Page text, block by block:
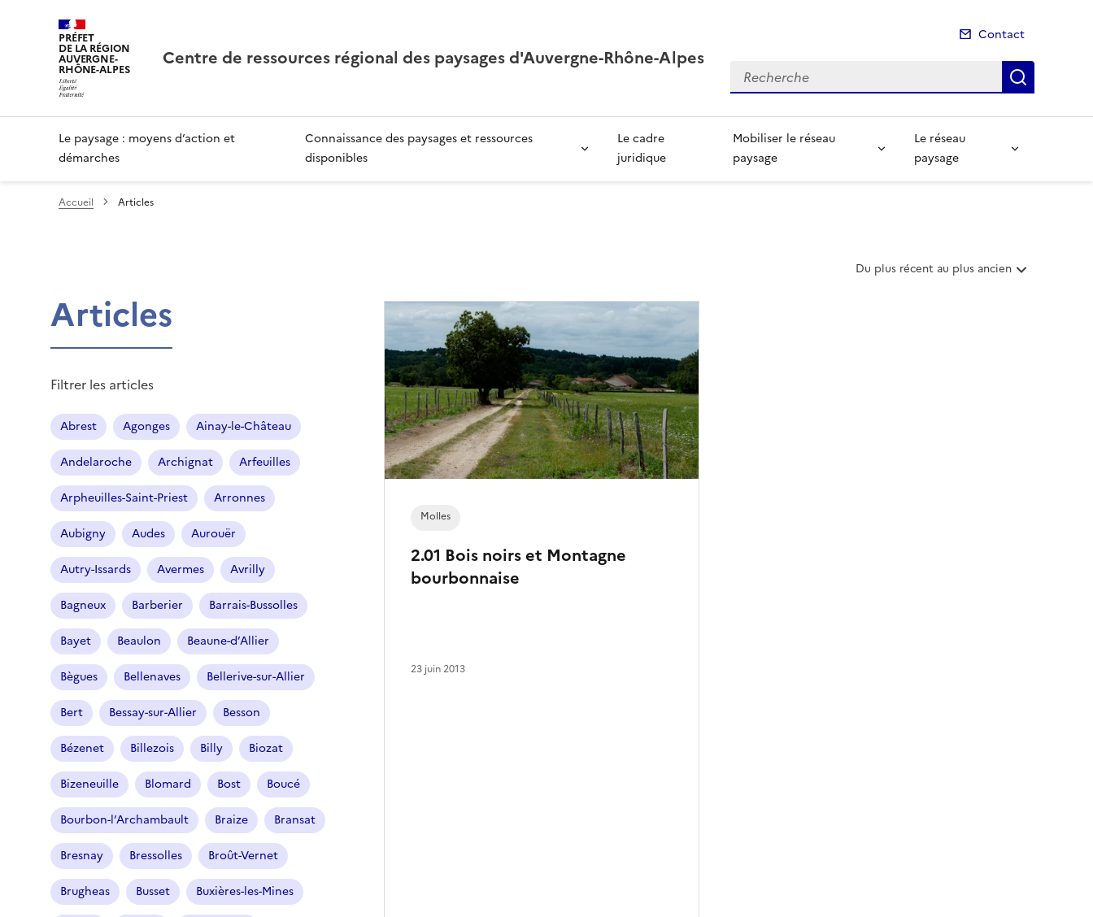
PRÉFET
DE LA RÉGION
AUVERGNE-
RHÔNE-ALPES Centre de ressources régional des paysages d'Auvergne-Rhône-Alpes
Contact
Recherche
Le paysage : moyens d’action et
démarches
Connaissance des paysages et ressources
disponibles
Le cadre
juridique
Mobiliser le réseau
paysage
Le réseau
paysage
Accueil Articles
T
Du plus récent au plus ancien
Articles
Filtrer les articles
Abrest Agonges Ainay-le-Château
Andelaroche Archignat Arfeuilles
Arpheuilles-Saint-Priest Arronnes
Aubigny Audes Aurouër
Autry-Issards Avermes Avrilly
Bagneux Barberier Barrais-Bussolles
Bayet Beaulon Beaune-d’Allier
Bègues Bellenaves Bellerive-sur-Allier
Bert Bessay-sur-Allier Besson
Bézenet Billezois Billy Biozat
Bizeneuille Blomard Bost Boucé
Bourbon-l’Archambault Braize Bransat
Bresnay Bressolles Broût-Vernet
Brugheas Busset Buxières-les-Mines
2.01 Bois noirs et Montagne
bourbonnaise
Molles
23 juin 2013